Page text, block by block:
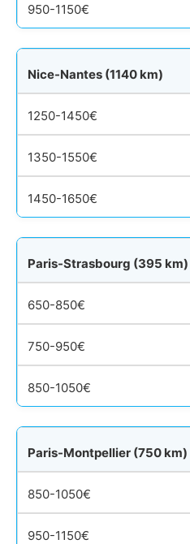
950-1150€
Nice-Nantes (1140 km)
1250-1450€
1350-1550€
1450-1650€
Paris-Strasbourg (395 km)
650-850€
750-950€
850-1050€
Paris-Montpellier (750 km)
850-1050€
950-1150€